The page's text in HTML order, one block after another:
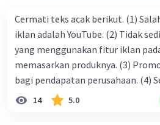
Cermati teks acak berikut. (1) Salah satu media penyedia
iklan adalah YouTube. (2) Tidak
yang menggunakan fitur iklan
memasarkan produknya. (3) Promosi menjadi jalan masuk
bagi pendapatan perusahaan. (4) Semakin dikenalnya
suatu produk oleh konsumen,
14 5.0